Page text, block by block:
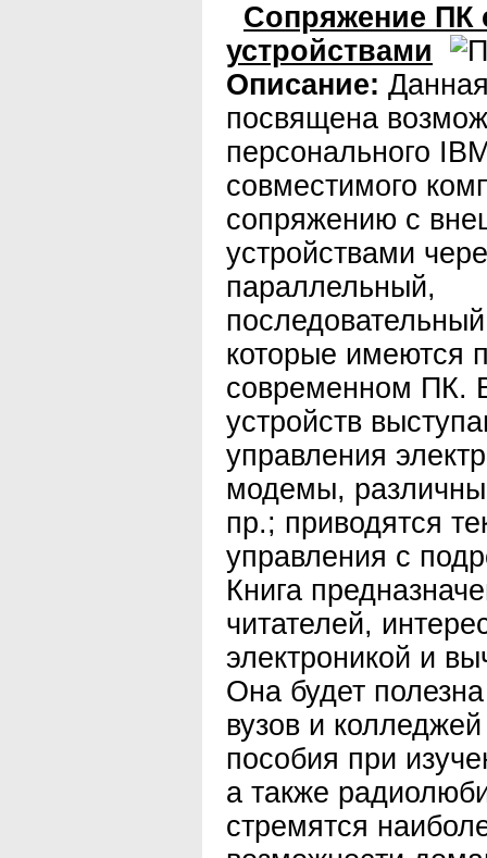
Сопряжение ПК
устройствами
Описание:
посвящена
персонального
совместимого
сопряжению с
устройствами
параллельный,
которые имеются
современном ПК.
устройств
управления
модемы,
пр.; приводятся
управления с
Книга
читателей,
электроникой и
Она будет
вузов и
пособия при
а также
стремятся